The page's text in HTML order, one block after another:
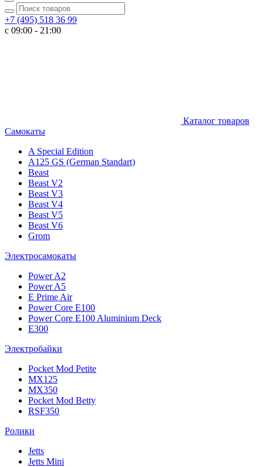
+7 (495) 518 36 99
c 09:00 - 21:00
Каталог товаров
Самокаты
A Special Edition
A125 GS (German Standart)
Beast
Beast V2
Beast V3
Beast V4
Beast V5
Beast V6
Grom
Электросамокаты
Power A2
Power A5
E Prime Air
Power Core E100
Power Core E100 Aluminium Deck
E300
Электробайки
Pocket Mod Petite
MX125
MX350
Pocket Mod Betty
RSF350
Ролики
Jetts
Jetts Mini